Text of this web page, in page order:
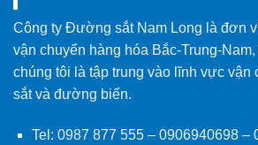
Công ty Đường sắt Nam Long là đơn
vận chuyển hàng hóa Bắc-Trung-
chúng tôi là tập trung vào lĩnh vực vận
sắt và đường biển.
Tel: 0987 877 555– 0906940698–